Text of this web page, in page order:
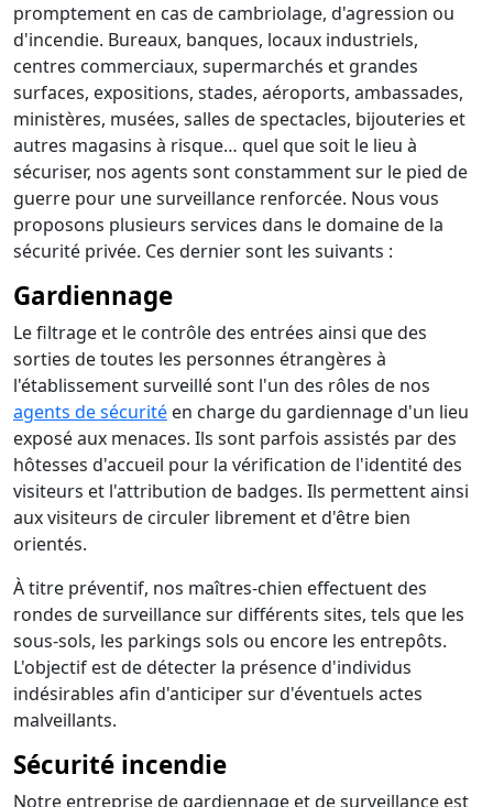
promptement en cas de cambriolage, d'agression ou
d'incendie. Bureaux, banques, locaux industriels,
centres commerciaux, supermarchés et grandes
surfaces, expositions, stades, aéroports, ambassades,
ministères, musées, salles de spectacles, bijouteries et
autres magasins à risque… quel que soit le lieu à
sécuriser, nos agents sont constamment sur le pied de
guerre pour une surveillance renforcée. Nous vous
proposons plusieurs services dans le domaine de la
sécurité privée. Ces dernier sont les suivants :
Gardiennage
Le filtrage et le contrôle des entrées ainsi que des
sorties de toutes les personnes étrangères à
l'établissement surveillé sont l'un des rôles de nos
agents de sécurité en charge du gardiennage d'un lieu
exposé aux menaces. Ils sont parfois assistés par des
hôtesses d'accueil pour la vérification de l'identité des
visiteurs et l'attribution de badges. Ils permettent ainsi
aux visiteurs de circuler librement et d'être bien
orientés.
À titre préventif, nos maîtres-chien effectuent des
rondes de surveillance sur différents sites, tels que les
sous-sols, les parkings sols ou encore les entrepôts.
L'objectif est de détecter la présence d'individus
indésirables afin d'anticiper sur d'éventuels actes
malveillants.
Sécurité incendie
Notre entreprise de gardiennage et de surveillance est